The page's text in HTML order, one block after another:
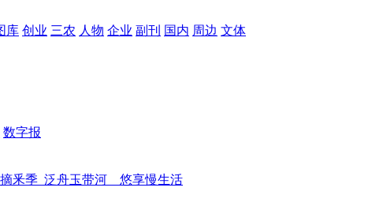
库 创业 三农 人物 企业 副刊 国内 周边 文体
数字报
釆季 泛舟玉带河 悠享慢生活